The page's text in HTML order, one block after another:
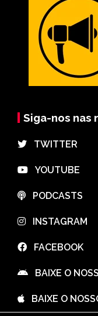
Siga-nos nas
⠀TWITTER
⠀YOUTUBE
⠀PODCASTS
⠀INSTAGRAM
⠀FACEBOOK
⠀BAIXE O
⠀BAIXE O